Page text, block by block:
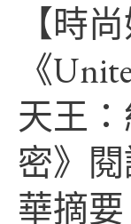
【時
《
天王
密》
華摘要
密》
心
得
與
5